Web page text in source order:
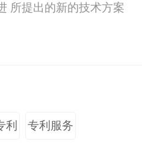
所提出的新的技术方案
利 专利服务